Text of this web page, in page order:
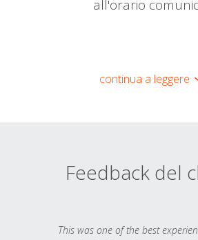
all'orario
continua a leggere
Feedback del
This was one of the best